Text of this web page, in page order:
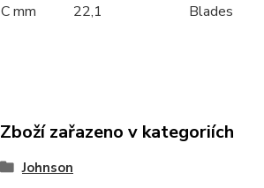
C mm
22,1 Blades
Zboží zařazeno v kategoriích
Johnson